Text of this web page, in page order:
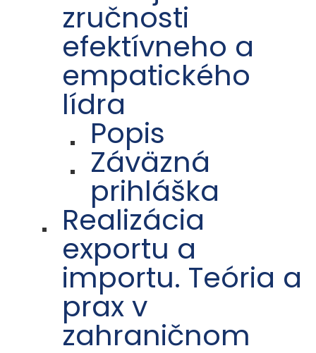
zručnosti
efektívneho a
empatického
lídra
Popis
Záväzná
prihláška
Realizácia
exportu a
importu. Teória a
prax v
zahraničnom